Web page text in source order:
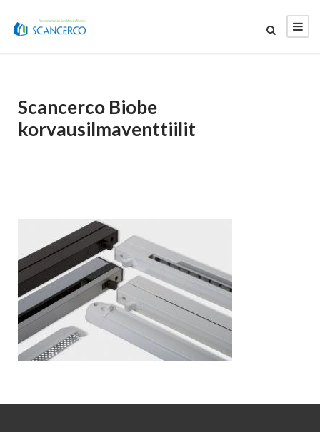
Scancerco Biobe
korvausilmaventtiilit